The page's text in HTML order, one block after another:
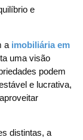
e
a imobiliária em
uma visão
podem
e lucrativa,
distintas, a